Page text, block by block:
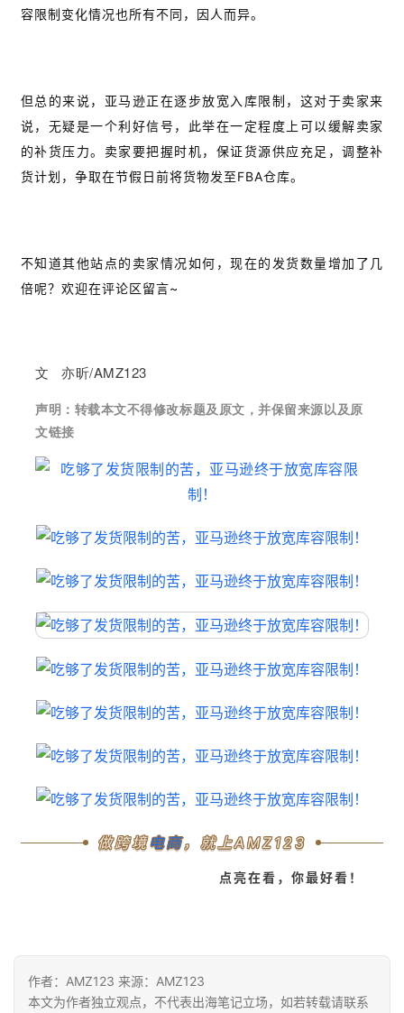
容限制变化情况也所有不同，因人而异。
但总的来说，亚马逊正在逐步放宽入库限制，这对于卖家来
说，无疑是一个利好信号，此举在一定程度上可以缓解卖家
的补货压力。卖家要把握时机，保证货源供应充足，调整补
货计划，争取在节假日前将货物发至FBA仓库。
不知道其他站点的卖家情况如何，现在的发货数量增加了几
倍呢？欢迎在评论区留言~
文 亦昕/AMZ123
声明： 转载本文不得修改标题及原文，并保留来源以及原
文链接
做跨境电商，就上AMZ123
点亮在看，你最好看！
作者：AMZ123 来源：AMZ123
本文为作者独立观点，不代表出海笔记立场，如若转载请联系